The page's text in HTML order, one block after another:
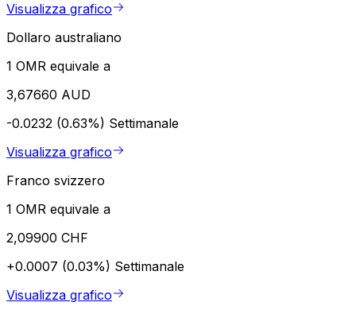
Visualizza grafico
Dollaro australiano
1 OMR equivale a
3,67660 AUD
-0.0232 (0.63%) Settimanale
Visualizza grafico
Franco svizzero
1 OMR equivale a
2,09900 CHF
+0.0007 (0.03%) Settimanale
Visualizza grafico